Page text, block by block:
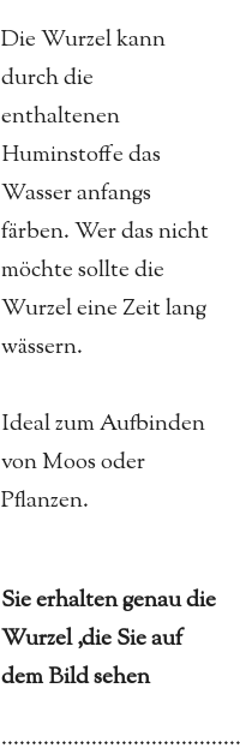
Die Wurzel kann
durch die
enthaltenen
Huminstoffe das
Wasser anfangs
färben. Wer das nicht
möchte sollte die
Wurzel eine Zeit lang
wässern.
Ideal zum Aufbinden
von Moos oder
Pflanzen.
Sie erhalten genau die
Wurzel ,die Sie auf
dem Bild sehen